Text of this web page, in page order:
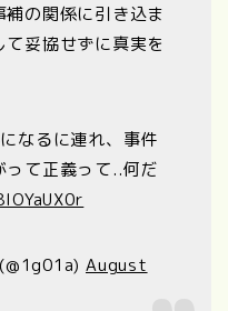
の関係に引き込ま
妥協せずに真実を
なるに連れ、事件
て正義って..何だ
August